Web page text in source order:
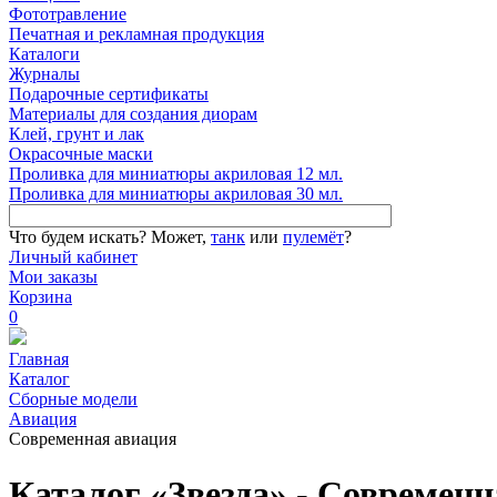
Фототравление
Печатная и рекламная продукция
Каталоги
Журналы
Подарочные сертификаты
Материалы для создания диорам
Клей, грунт и лак
Окрасочные маски
Проливка для миниатюры акриловая 12 мл.
Проливка для миниатюры акриловая 30 мл.
Что будем искать? Может, танк или пулемёт?
Личный кабинет
Мои заказы
Корзина
0
Главная
Каталог
Сборные модели
Авиация
Современная авиация